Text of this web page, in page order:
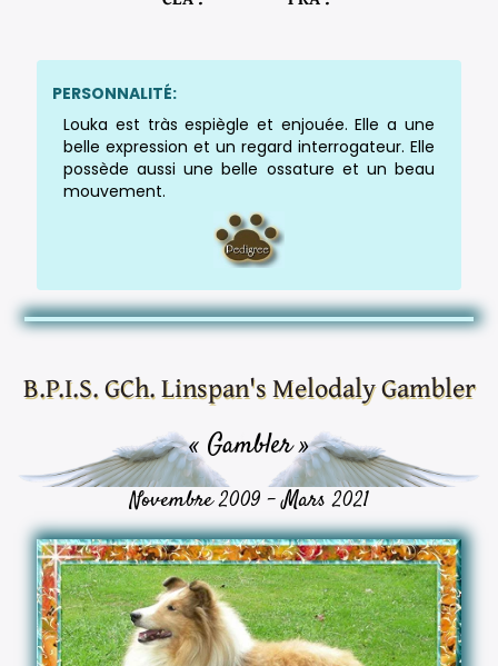
PERSONNALITÉ:
Louka est tràs espiègle et enjouée. Elle a une
belle expression et un regard interrogateur. Elle
possède aussi une belle ossature et un beau
mouvement.
B.P.I.S. GCh. Linspan's Melodaly Gambler
« Gambler »
Novembre 2009 - Mars 2021